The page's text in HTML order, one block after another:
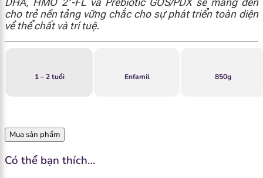
cho trẻ nền tảng vững chắc cho sự phát triển toàn diện
về thể chất và trí tuệ.
1 – 2 tuổi Enfamil 850g
Mua sản phẩm
Có thể bạn thích…